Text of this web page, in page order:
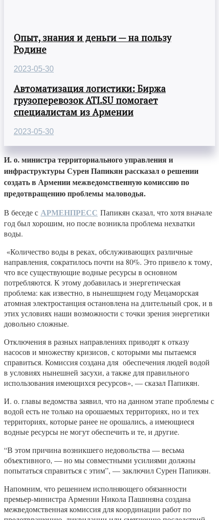
Опыт, знания и деньги — на пользу
Родине
2023-05-30
Автоматизация логистики: Биржа
грузоперевозок ATI.SU помогает
специалистам из Армении
2023-05-30
И. о. министра территориального управления и
инфраструктуры Сурен Папикян рассказал о решении
создать в Армении межведомственную комиссию по
предотвращению проблемы маловодья.
В беседе с АРМЕНПРЕСС Папикян сказал, что хотя вначале
год был хорошим, но после возникла проблема нехватки
воды.
«Количество воды в реках, обслуживающих различные
направления, сократилось почти на 80%. Это привело к тому,
что все существующие водные ресурсы в основном
потребляются. К этому добавилась и энергетическая
проблема: как известно, в нынешщнем году Мецаморская
атомная электростанция остановлена на длительный срок, и в
этих условиях наши возможности с точки зрения энергетики
довольно сложные.
Отключения в разных направлениях приводят к отказу
насосов и множеству кризисов, с которыми мы пытаемся
справиться. Комиссия создана для обеспечения людей водой
в условиях нынешней засухи, а также для правильного
использования имеющихся ресурсов», — сказал Папикян.
И. о. главы ведомства заявил, что на данном этапе проблемы с
водой есть не только на орошаемых территориях, но и тех
территориях, которые ранее не орошались, а имеющиеся
водные ресурсы не могут обеспечить и те, и другие.
“В этом причина возникшего недовольства — весьма
объективного, — но мы совместными усилиями должны
попытаться справиться с этим”, — заключил Сурен Папикян.
Напомним, что решением исполняющего обязанности
премьер-министра Армении Никола Пашиняна создана
межведомственная комиссия для координации работ по